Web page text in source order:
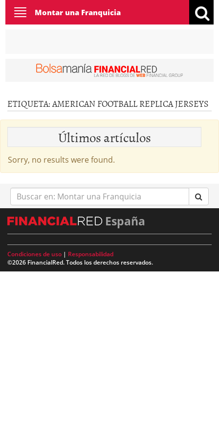
Toggle
navigation
Montar una Franquicia
ETIQUETA:AMERICAN FOOTBALL REPLICA JERSEYS
Últimos artículos
Sorry, no results were found.
Buscar
en:
España
Condiciones de uso | Responsabilidad
©2026 FinancialRed. Todos los derechos reservados.